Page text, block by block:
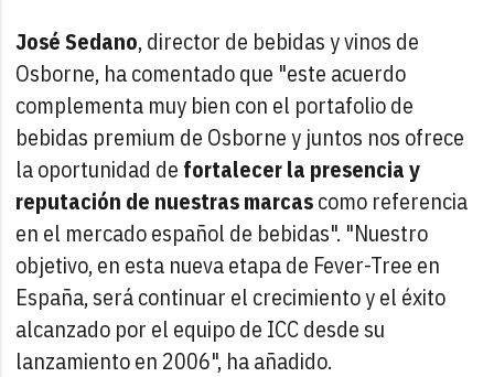
José Sedano, director de bebidas y vinos de
Osborne, ha comentado que "este acuerdo
complementa muy bien con el portafolio de
bebidas premium de Osborne y juntos nos ofrece
la oportunidad de fortalecer la presencia y
reputación de nuestras marcascomo referencia
en el mercado español de bebidas". "Nuestro
objetivo, en esta nueva etapa de Fever-Tree en
España, será continuar el crecimiento y el éxito
alcanzado por el equipo de ICC desde su
lanzamiento en 2006", ha añadido.